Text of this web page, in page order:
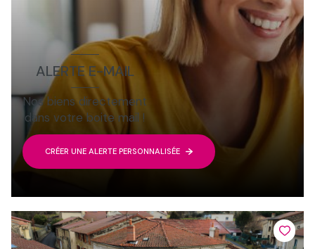
ALERTE E-MAIL
Nos biens directement
dans votre boite mail !
CRÉER UNE ALERTE PERSONNALISÉE